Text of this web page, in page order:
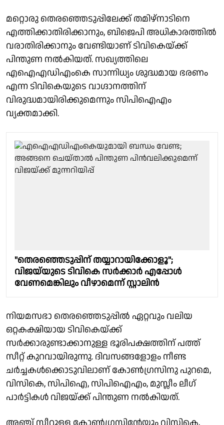
മറ്റൊരു തെരഞ്ഞെടുപ്പിലേക്ക് തമിഴ്‌നാടിനെ
എത്തിക്കാതിരിക്കാനും, ബിജെപി അധികാരത്തില്‍
വരാതിരിക്കാനും വേണ്ടിയാണ് ടിവികെയ്ക്ക്
പിന്തുണ നല്‍കിയത്. സഖ്യത്തിലെ
എഐഎഡിഎംകെ സാന്നിധ്യം ശുദ്ധമായ ഭരണം
എന്ന ടിവികെയുടെ വാഗ്ദാനത്തിന്
വിരുദ്ധമായിരിക്കുമെന്നും സിപിഐഎം
വ്യക്തമാക്കി.
"തെരഞ്ഞെടുപ്പിന് തയ്യാറായിക്കോളൂ";
വിജയ്‌യുടെ ടിവികെ സര്‍ക്കാര്‍ എപ്പോള്‍
വേണമെങ്കിലും വീഴാമെന്ന് സ്റ്റാലിന്‍
നിയമസഭാ തെരഞ്ഞെടുപ്പില്‍ ഏറ്റവും വലിയ
ഒറ്റകക്ഷിയായ ടിവികെയ്ക്ക്
സര്‍ക്കാരുണ്ടാക്കാനുള്ള ഭൂരിപക്ഷത്തിന് പത്ത്
സീറ്റ് കുറവായിരുന്നു. ദിവസങ്ങളോളം നീണ്ട
ചര്‍ച്ചകള്‍ക്കൊടുവിലാണ് കോണ്‍ഗ്രസിനു പുറമെ,
വിസികെ, സിപിഐ, സിപിഐഎം, മുസ്ലീം ലീഗ്
പാര്‍ട്ടികള്‍ വിജയ്ക്ക് പിന്തുണ നല്‍കിയത്.